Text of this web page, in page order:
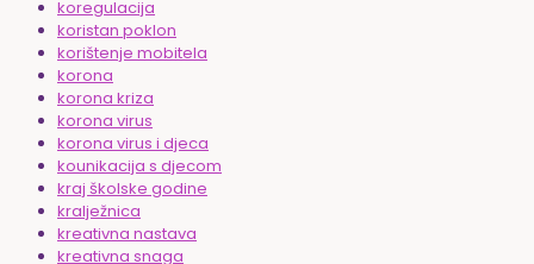
koregulacija
koristan poklon
korištenje mobitela
korona
korona kriza
korona virus
korona virus i djeca
kounikacija s djecom
kraj školske godine
kralježnica
kreativna nastava
kreativna snaga